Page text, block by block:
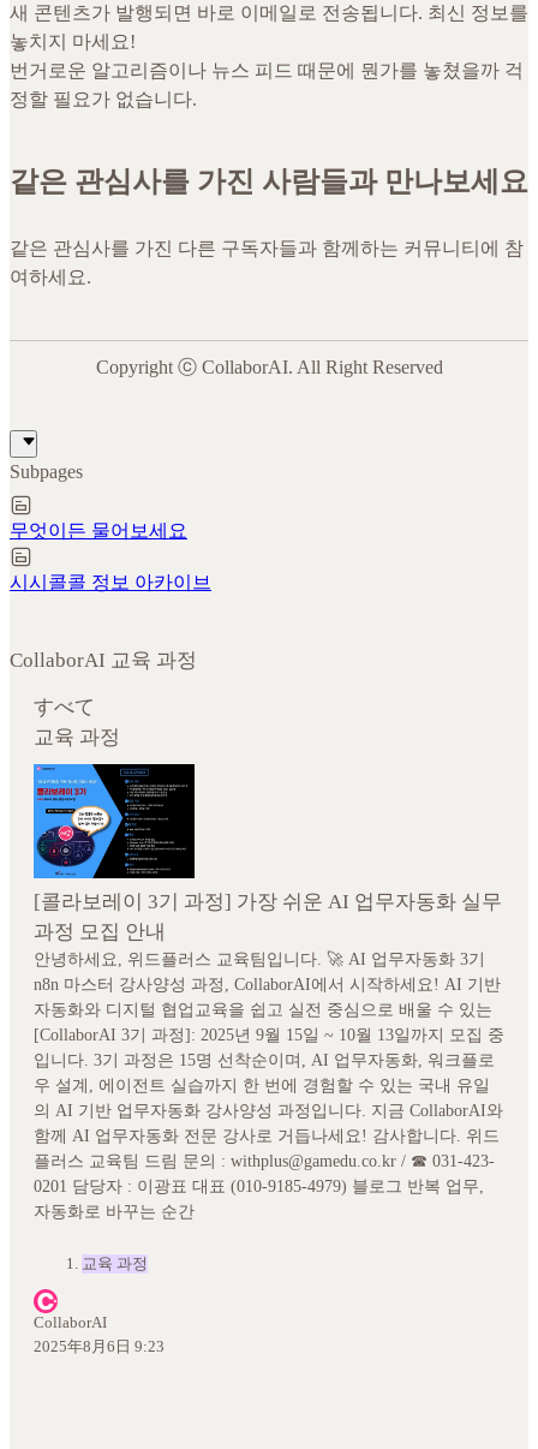
새 콘텐츠가 발행되면 바로 이메일로 전송됩니다. 최신 정보를
놓치지 마세요!
번거로운 알고리즘이나 뉴스 피드 때문에 뭔가를 놓쳤을까 걱
정할 필요가 없습니다.
같은 관심사를 가진 사람들과 만나보세요
같은 관심사를 가진 다른 구독자들과 함께하는 커뮤니티에 참
여하세요.
Copyright ⓒ CollaborAI. All Right Reserved
Subpages
무엇이든 물어보세요
시시콜콜 정보 아카이브
CollaborAI 교육 과정
すべて
교육 과정
[콜라보레이 3기 과정] 가장 쉬운 AI 업무자동화 실무
과정 모집 안내
안녕하세요, 위드플러스 교육팀입니다. 🚀 AI 업무자동화 3기
n8n 마스터 강사양성 과정, CollaborAI에서 시작하세요! AI 기반
자동화와 디지털 협업교육을 쉽고 실전 중심으로 배울 수 있는
[CollaborAI 3기 과정]: 2025년 9월 15일 ~ 10월 13일까지 모집 중
입니다. 3기 과정은 15명 선착순이며, AI 업무자동화, 워크플로
우 설계, 에이전트 실습까지 한 번에 경험할 수 있는 국내 유일
의 AI 기반 업무자동화 강사양성 과정입니다. 지금 CollaborAI와
함께 AI 업무자동화 전문 강사로 거듭나세요! 감사합니다. 위드
플러스 교육팀 드림 문의 : withplus@gamedu.co.kr / ☎ 031-423-
0201 담당자 : 이광표 대표 (010-9185-4979) 블로그 반복 업무,
자동화로 바꾸는 순간
교육 과정
CollaborAI
2025年8月6日 9:23